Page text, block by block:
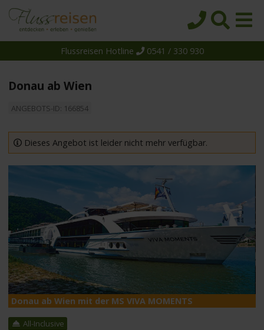
Reedereien
Schiffe
Suche
Flussreisen Hotline 0541 / 330 930
Donau ab Wien
ANGEBOTS-ID: 166854
Dieses Angebot ist leider nicht mehr verfügbar.
Donau ab Wien mit der MS VIVA MOMENTS
All-Inclusive